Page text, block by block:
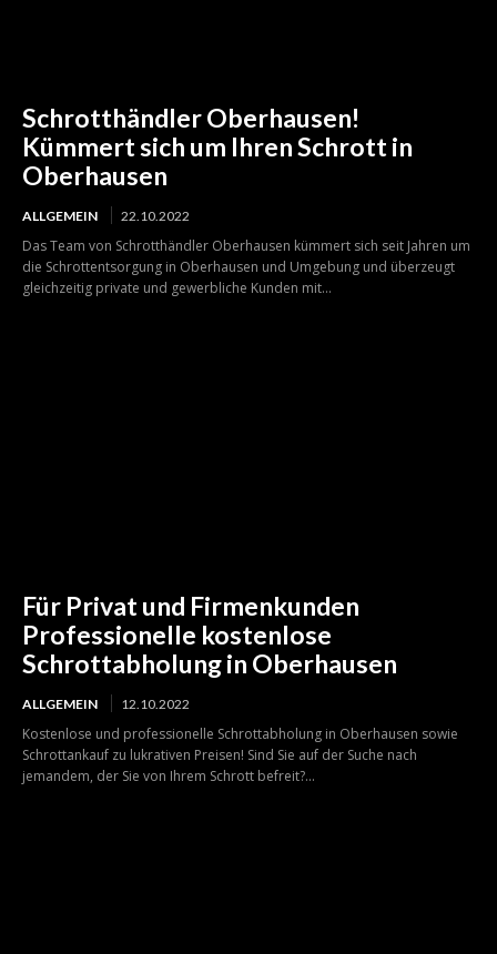
Schrotthändler Oberhausen!
Kümmert sich um Ihren Schrott in
Oberhausen
ALLGEMEIN 22.10.2022
Das Team von Schrotthändler Oberhausen kümmert sich seit Jahren um
die Schrottentsorgung in Oberhausen und Umgebung und überzeugt
gleichzeitig private und gewerbliche Kunden mit...
Für Privat und Firmenkunden
Professionelle kostenlose
Schrottabholung in Oberhausen
ALLGEMEIN 12.10.2022
Kostenlose und professionelle Schrottabholung in Oberhausen sowie
Schrottankauf zu lukrativen Preisen! Sind Sie auf der Suche nach
jemandem, der Sie von Ihrem Schrott befreit?...